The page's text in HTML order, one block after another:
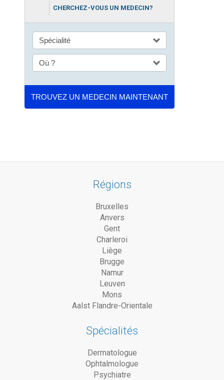
CHERCHEZ-VOUS UN MEDECIN?
Régions
Bruxelles
Anvers
Gent
Charleroi
Liège
Brugge
Namur
Leuven
Mons
Aalst Flandre-Orientale
Spécialités
Dermatologue
Ophtalmologue
Psychiatre